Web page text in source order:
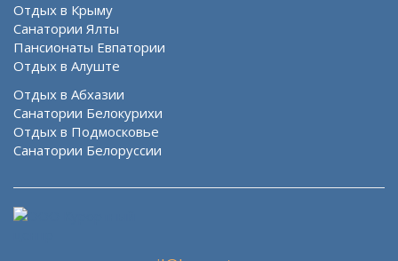
Отдых в Крыму
Санатории Ялты
Пансионаты Евпатории
Отдых в Алуште
Отдых в Абхазии
Санатории Белокурихи
Отдых в Подмосковье
Санатории Белоруссии